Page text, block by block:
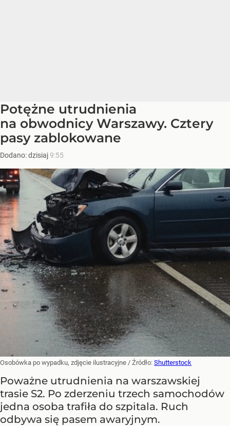
Potężne utrudnienia
na obwodnicy Warszawy. Cztery
pasy zablokowane
Dodano:dzisiaj9:55
Osobówka po wypadku, zdjęcie ilustracyjne / Źródło: Shutterstock
Poważne utrudnienia na warszawskiej
trasie S2. Po zderzeniu trzech samochodów
jedna osoba trafiła do szpitala. Ruch
odbywa się pasem awaryjnym.